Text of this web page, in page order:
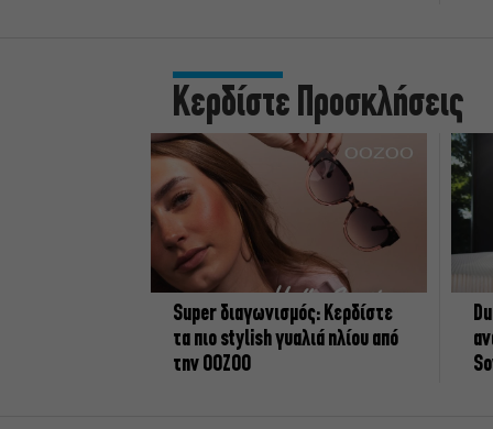
Κερδίστε Προσκλήσεις
Super διαγωνισμός: Κερδίστε
τα πιο stylish γυαλιά ηλίου από
την OOZOO